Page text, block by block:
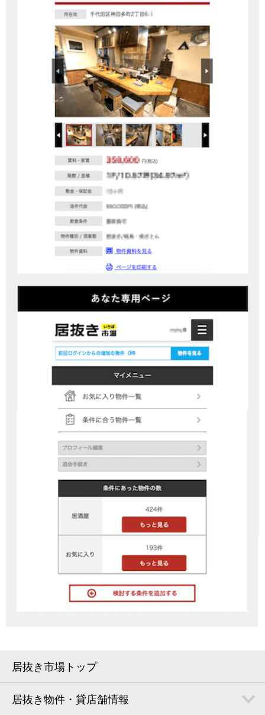
居抜き市場トップ
居抜き物件・貸店舗情報